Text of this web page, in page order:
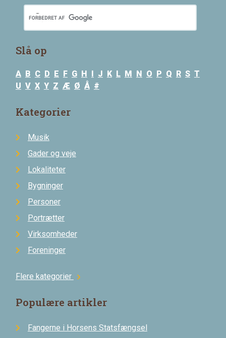
Slå op
A B C D E F G H I J K L M N O P Q R S T
U V X Y Z Æ Ø Å #
Kategorier
Musik
Gader og veje
Lokaliteter
Bygninger
Personer
Portrætter
Virksomheder
Foreninger
Flere kategorier chevron_right
Populære artikler
Fangerne i Horsens Statsfængsel